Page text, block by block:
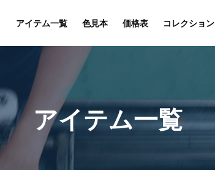
アイテム一覧 色見本 価格表 コレクション
アイテム一覧